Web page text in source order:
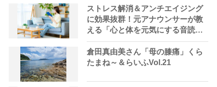
ストレス解消＆アンチエイジング
に効果抜群！元アナウンサーが教
える「心と体を元気にする音読の
習慣」
倉田真由美さん「母の膝痛」くら
たまね～＆らいふVol.21